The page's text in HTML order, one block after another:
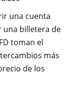
una cuenta
una billetera de
toman el
más
de los